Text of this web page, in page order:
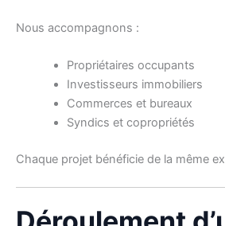
Nous accompagnons :
Propriétaires occupants
Investisseurs immobiliers
Commerces et bureaux
Syndics et copropriétés
Chaque projet bénéficie de la même